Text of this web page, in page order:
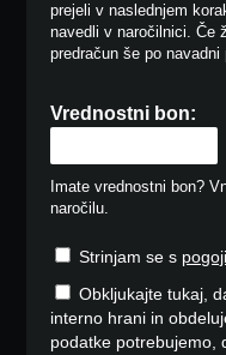
prejeli v naslednjem
navedli v naročilnici. Če
predračun še po
Vrednostni bon:
Imate vrednostni bon?
naročilu.
Strinjam se s
Obkljukajte tukaj,
interno hrani in
podatke potrebujemo,